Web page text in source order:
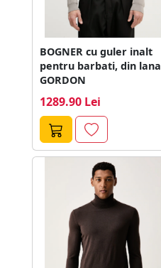
BOGNER cu guler inalt
pentru barbati, din lana
GORDON
1289.90 Lei